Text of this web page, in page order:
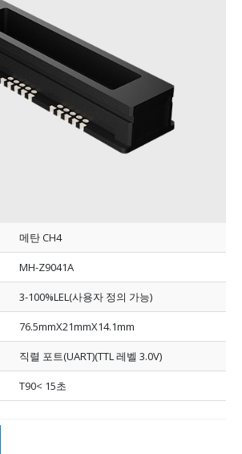
메탄 CH4
MH-Z9041A
3-100%LEL(사용자 정의 가능)
76.5mmX21mmX14.1mm
직렬 포트(UART)(TTL 레벨 3.0V)
T90< 15초